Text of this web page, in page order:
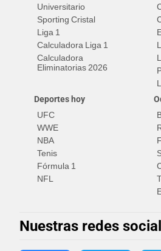
Universitario
Sporting Cristal
Liga 1
Calculadora Liga 1
Calculadora
Eliminatorias 2026
Deportes hoy
UFC
WWE
NBA
Tenis
Fórmula 1
NFL
Nuestras redes